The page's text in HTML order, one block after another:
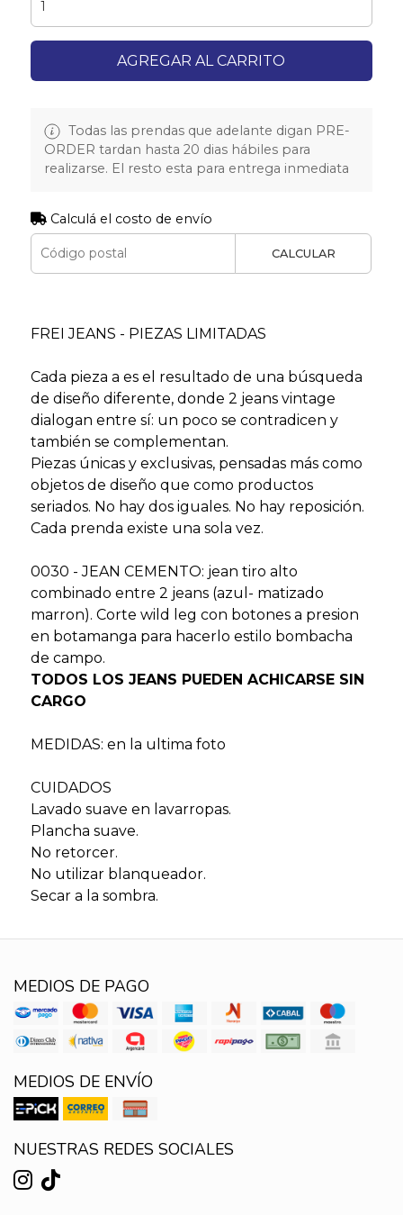
AGREGAR AL CARRITO
Todas las prendas que adelante digan PRE-
ORDER tardan hasta 20 dias hábiles para
realizarse. El resto esta para entrega inmediata
Calculá el costo de envío
CALCULAR
FREI JEANS - PIEZAS LIMITADAS
Cada pieza a es el resultado de una búsqueda
de diseño diferente, donde 2 jeans vintage
dialogan entre sí: un poco se contradicen y
también se complementan.
Piezas únicas y exclusivas, pensadas más como
objetos de diseño que como productos
seriados. No hay dos iguales. No hay reposición.
Cada prenda existe una sola vez.
0030 - JEAN CEMENTO: jean tiro alto
combinado entre 2 jeans (azul- matizado
marron). Corte wild leg con botones a presion
en botamanga para hacerlo estilo bombacha
de campo.
TODOS LOS JEANS PUEDEN ACHICARSE SIN
CARGO
MEDIDAS: en la ultima foto
CUIDADOS
Lavado suave en lavarropas.
Plancha suave.
No retorcer.
No utilizar blanqueador.
Secar a la sombra.
MEDIOS DE PAGO
MEDIOS DE ENVÍO
NUESTRAS REDES SOCIALES